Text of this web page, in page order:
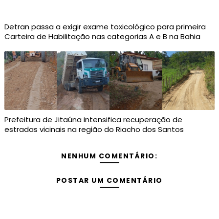
Detran passa a exigir exame toxicológico para primeira
Carteira de Habilitação nas categorias A e B na Bahia
Prefeitura de Jitaúna intensifica recuperação de
estradas vicinais na região do Riacho dos Santos
NENHUM COMENTÁRIO:
POSTAR UM COMENTÁRIO